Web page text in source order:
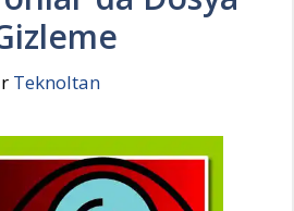
Teknoltan